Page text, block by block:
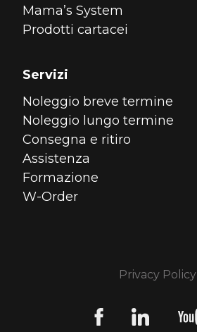
Mama’s System
Prodotti cartacei
Servizi
Noleggio breve termine
Noleggio lungo termine
Consegna e ritiro
Assistenza
Formazione
W-Order
Privacy Policy